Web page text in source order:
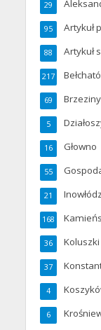
29
Artykuł
95
Artykuł
88
217
Brzeziny
69
5
Głowno
16
55
Inowłódz
21
168
Koluszki
36
37
4
6